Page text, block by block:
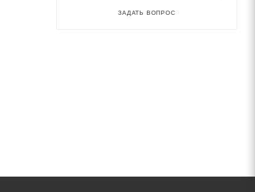
ЗАДАТЬ ВОПРОС